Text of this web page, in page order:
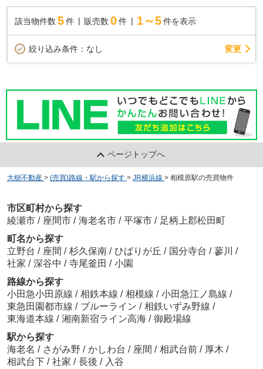
該当物件数 5件 販売数 0 件 1～5 件を表示
絞り込み条件： なし 変更
ページトップへ
大樹不動産 > (売買)路線・駅から探す > JR横浜線 > 相模原駅の売買物件
市区町村から探す
綾瀬市 / 座間市 / 海老名市 / 平塚市 / 足柄上郡松田町
町名から探す
立野台 / 座間 / 杉久保南 / ひばりが丘 / 国分寺台 / 蓼川 /
社家 / 深谷中 / 寺尾釜田 / 小園
路線から探す
小田急小田原線 / 相鉄本線 / 相模線 / 小田急江ノ島線 /
東急田園都市線 / ブルーライン / 相鉄いずみ野線 /
東海道本線 / 湘南新宿ライン高海 / 御殿場線
駅から探す
海老名 / さがみ野 / かしわ台 / 座間 / 相武台前 / 厚木 /
相武台下 / 社家 / 長後 / 入谷